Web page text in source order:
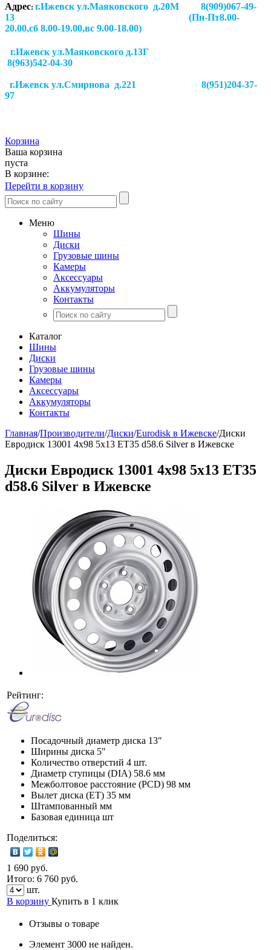
Адрес: г.Ижевск ул.Маяковского д.20М 8(909)067-49-
13 (Пн-Пт8.00-
20.00,сб 8.00-19.00,вс 9.00-18.00)
г.Ижевск ул.Маяковского д.13Г
8(963)542-04-30
г.Ижевск ул.Смирнова д.221
8(951)204-37-
97
Корзина
Ваша корзина
пуста
В корзине:
Перейти в корзину
Меню
Шины
Диски
Грузовые шины
Камеры
Аксессуары
Аккумуляторы
Контакты
Каталог
Шины
Диски
Грузовые шины
Камеры
Аксессуары
Аккумуляторы
Контакты
Главная/Производители/Диски/Eurodisk в Ижевске/Диски
Евродиск 13001 4x98 5x13 ET35 d58.6 Silver в Ижевске
Диски Евродиск 13001 4x98 5x13 ET35
d58.6 Silver в Ижевске
Рейтинг:
Посадочный диаметр диска 13″
Ширины диска 5″
Количество отверстий 4 шт.
Диаметр ступицы (DIA) 58.6 мм
Межболтовое расстояние (PCD) 98 мм
Вылет диска (ET) 35 мм
Штампованный мм
Базовая единица шт
Поделиться:
1 690 руб.
Итого: 6 760 руб.
шт.
В корзину Купить в 1 клик
Отзывы о товаре
Элемент 3000 не найден.